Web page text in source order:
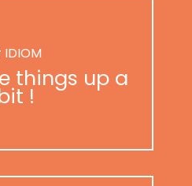
things up a
!